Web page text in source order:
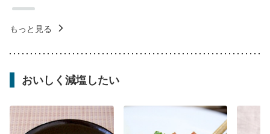
もっと見る
おいしく減塩したい